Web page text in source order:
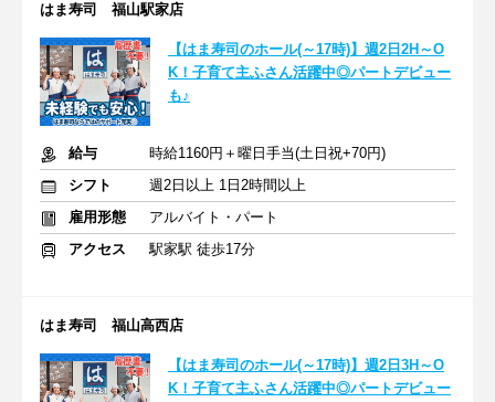
はま寿司 福山駅家店
【はま寿司のホール(～17時)】週2日2H～O
K！子育て主ふさん活躍中◎パートデビュー
も♪
給与
時給1160円＋曜日手当(土日祝+70円)
シフト
週2日以上 1日2時間以上
雇用形態
アルバイト・パート
アクセス
駅家駅 徒歩17分
はま寿司 福山高西店
【はま寿司のホール(～17時)】週2日3H～O
K！子育て主ふさん活躍中◎パートデビュー